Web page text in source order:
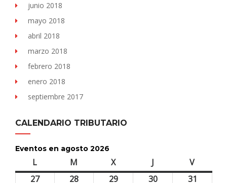
junio 2018
mayo 2018
abril 2018
marzo 2018
febrero 2018
enero 2018
septiembre 2017
CALENDARIO TRIBUTARIO
Eventos en agosto 2026
L M Xmiércoles J Vviernes
2727 28 2929 3030 31